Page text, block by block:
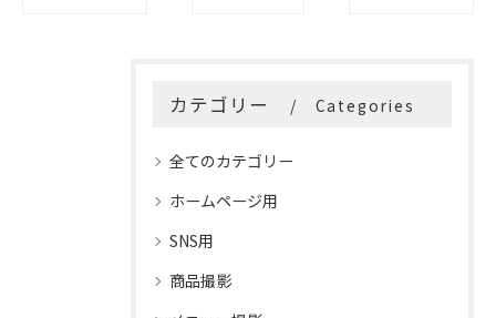
カテゴリー Categories
全てのカテゴリー
ホームページ用
SNS用
商品撮影